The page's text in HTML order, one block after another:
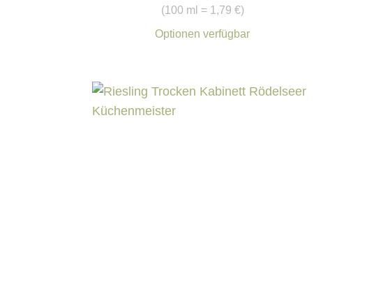
(100 ml = 1,79 €)
Optionen verfügbar